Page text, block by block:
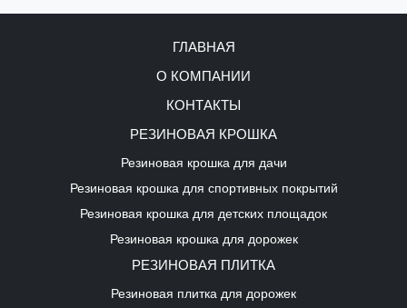
ГЛАВНАЯ
О КОМПАНИИ
КОНТАКТЫ
РЕЗИНОВАЯ КРОШКА
Резиновая крошка для дачи
Резиновая крошка для спортивных покрытий
Резиновая крошка для детских площадок
Резиновая крошка для дорожек
РЕЗИНОВАЯ ПЛИТКА
Резиновая плитка для дорожек